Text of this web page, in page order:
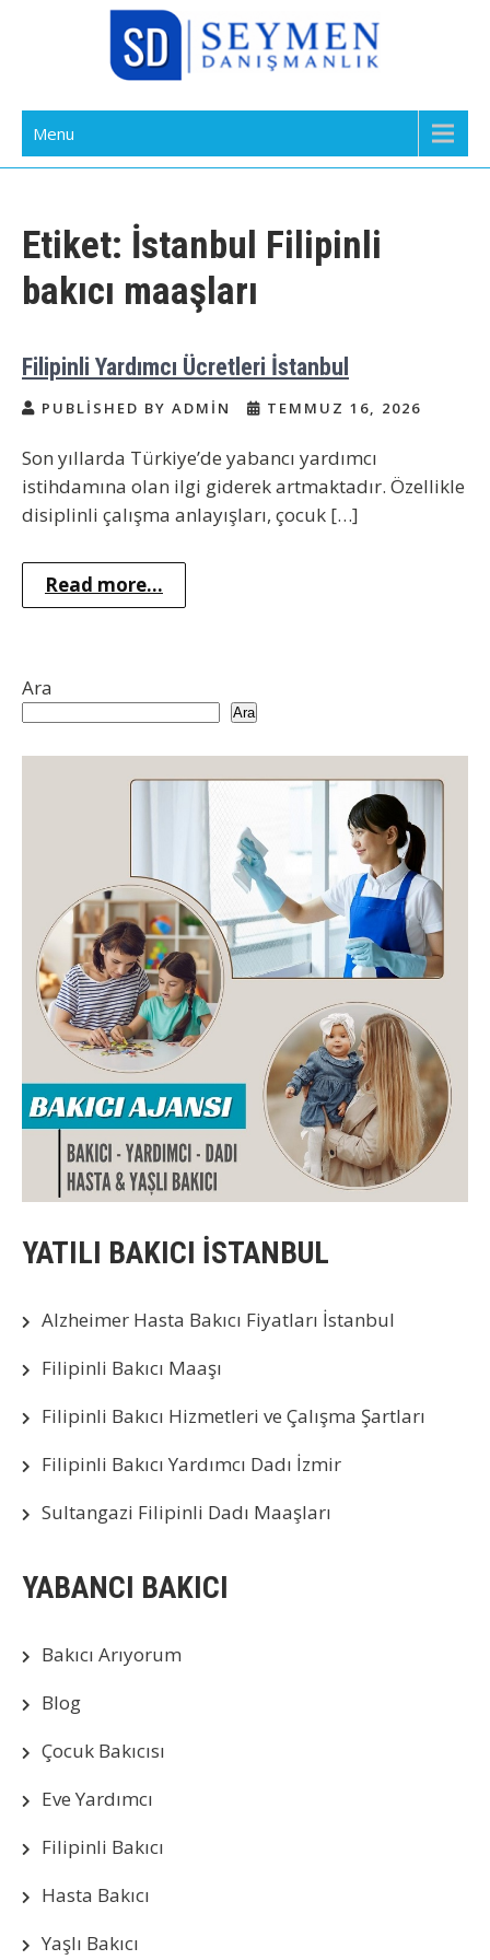
Bakıcı Yardımcı Dadı Danışmanlık
Ajansı İstanbul
Menu
Etiket: İstanbul Filipinli
bakıcı maaşları
Filipinli Yardımcı Ücretleri İstanbul
PUBLISHED BY ADMIN TEMMUZ 16, 2026
Son yıllarda Türkiye’de yabancı yardımcı
istihdamına olan ilgi giderek artmaktadır. Özellikle
disiplinli çalışma anlayışları, çocuk […]
Read more...
Ara
Ara
YATILI BAKICI İSTANBUL
Alzheimer Hasta Bakıcı Fiyatları İstanbul
Filipinli Bakıcı Maaşı
Filipinli Bakıcı Hizmetleri ve Çalışma Şartları
Filipinli Bakıcı Yardımcı Dadı İzmir
Sultangazi Filipinli Dadı Maaşları
YABANCI BAKICI
Bakıcı Arıyorum
Blog
Çocuk Bakıcısı
Eve Yardımcı
Filipinli Bakıcı
Hasta Bakıcı
Yaşlı Bakıcı